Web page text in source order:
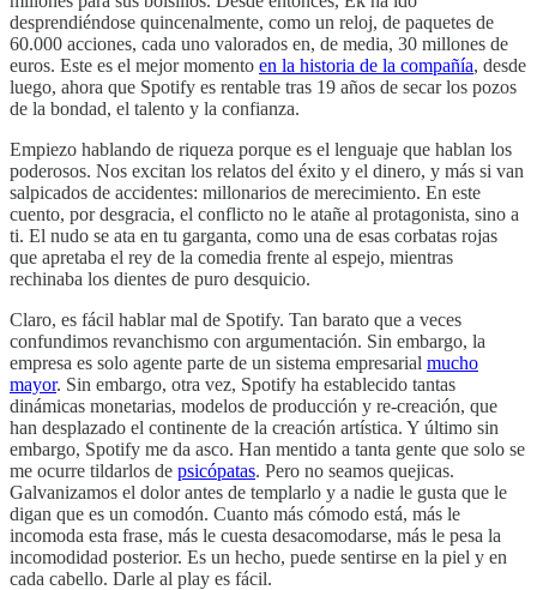
desprendiéndose quincenalmente, como un reloj, de paquetes de
60.000 acciones, cada uno valorados en, de media, 30 millones de
euros. Este es el mejor momento en la historia de la compañía, desde
luego, ahora que Spotify es rentable tras 19 años de secar los pozos
de la bondad, el talento y la confianza.
Empiezo hablando de riqueza porque es el lenguaje que hablan los
poderosos. Nos excitan los relatos del éxito y el dinero, y más si van
salpicados de accidentes: millonarios de merecimiento. En este
cuento, por desgracia, el conflicto no le atañe al protagonista, sino a
ti. El nudo se ata en tu garganta, como una de esas corbatas rojas
que apretaba el rey de la comedia frente al espejo, mientras
rechinaba los dientes de puro desquicio.
Claro, es fácil hablar mal de Spotify. Tan barato que a veces
confundimos revanchismo con argumentación. Sin embargo, la
empresa es solo agente parte de un sistema empresarial mucho
mayor. Sin embargo, otra vez, Spotify ha establecido tantas
dinámicas monetarias, modelos de producción y re-creación, que
han desplazado el continente de la creación artística. Y último sin
embargo, Spotify me da asco. Han mentido a tanta gente que solo se
me ocurre tildarlos de psicópatas. Pero no seamos quejicas.
Galvanizamos el dolor antes de templarlo y a nadie le gusta que le
digan que es un comodón. Cuanto más cómodo está, más le
incomoda esta frase, más le cuesta desacomodarse, más le pesa la
incomodidad posterior. Es un hecho, puede sentirse en la piel y en
cada cabello. Darle al play es fácil.